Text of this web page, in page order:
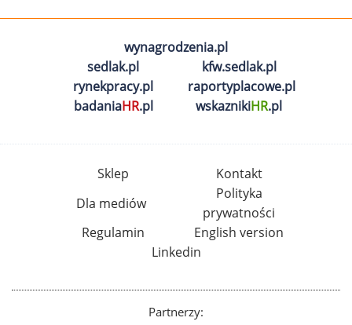
wynagrodzenia.pl
sedlak.pl
kfw.sedlak.pl
rynekpracy.pl
raportyplacowe.pl
badaniaHR.pl wskaznikiHR.pl
Sklep
Kontakt
Dla mediów
Polityka
prywatności
Regulamin
English version
Linkedin
Partnerzy: